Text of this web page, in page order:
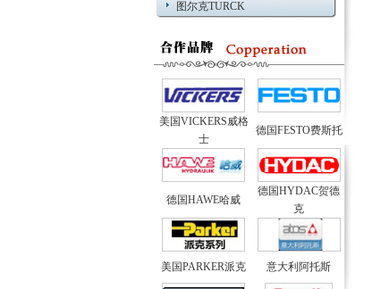
图尔克TURCK
美国VICKERS威格
士
德国FESTO费斯托
德国HAWE哈威
德国HYDAC贺德
克
美国PARKER派克 意大利阿托斯